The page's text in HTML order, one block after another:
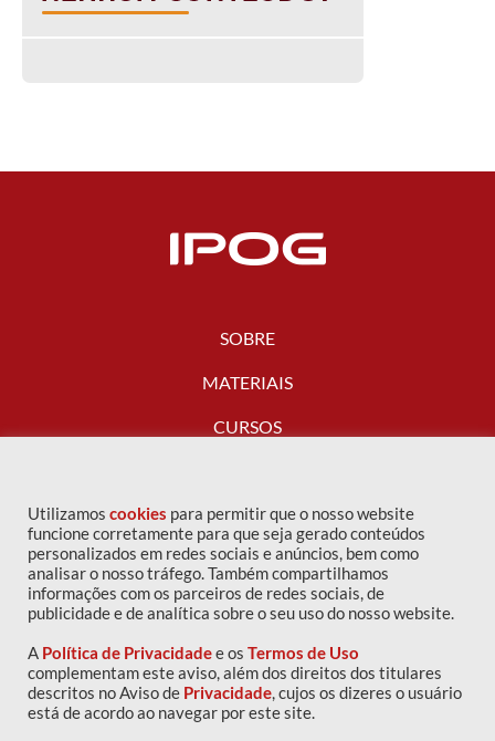
SOBRE
MATERIAIS
CURSOS
FALE CONOSCO
Copyright © 2016 IPOG - Todos os direitos reservados
Política de privacidade
Utilizamos cookies para permitir que o nosso website
funcione corretamente para que seja gerado conteúdos
personalizados em redes sociais e anúncios, bem como
analisar o nosso tráfego. Também compartilhamos
informações com os parceiros de redes sociais, de
publicidade e de analítica sobre o seu uso do nosso website.
A Política de Privacidadee os Termos de Uso
complementam este aviso, além dos direitos dos titulares
descritos no Aviso de Privacidade, cujos os dizeres o usuário
está de acordo ao navegar por este site.